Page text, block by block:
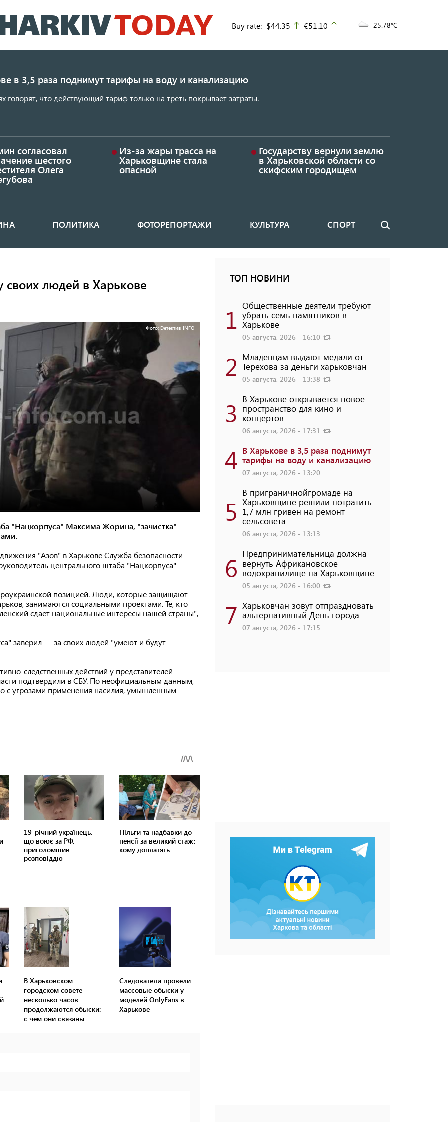
к
основному
Buy rate: $44.35 up
€51.10 25.78°C
в 3,5 раза поднимут тарифы на воду и канализацию
говорят, что действующий тариф только на треть покрывает затраты.
согласовал
шестого
Олега
Из-за жары трасса на
Харьковщине стала
опасной
Государству вернули землю
в Харьковской области со
скифским городищем
ПОЛИТИКА ФОТОРЕПОРТАЖИ КУЛЬТУРА СПОРТ Поиск
своих людей в Харькове
Фото: Dетектив INFO
"Нацкорпуса" Максима Жорина, "зачистка"
"Азов" в Харькове Служба безопасности
центрального штаба "Нацкорпуса"
позицией. Люди, которые защищают
занимаются социальными проектами. Те, кто
сдает национальные интересы нашей страны",
заверил — за своих людей "умеют и будут
следственных действий у представителей
подтвердили в СБУ. По неофициальным данным,
с угрозами применения насилия, умышленным
В Харьковском
городском совете
несколько часов
продолжаются обыски:
с чем они связаны
Следователи провели
массовые обыски у
моделей OnlyFans в
Харькове
ТОП НОВИНИ
1 Общественные деятели требуют
убрать семь памятников в
Харькове
05 августа, 2026 - 16:10
2 Младенцам выдают медали от
Терехова за деньги харьковчан
05 августа, 2026 - 13:38
3 В Харькове открывается новое
пространство для кино и
концертов
06 августа, 2026 - 17:31
4 В Харькове в 3,5 раза поднимут
тарифы на воду и канализацию
07 августа, 2026 - 13:20
5
В приграничнойгромаде на
Харьковщине решили потратить
1,7 млн ​​гривен на ремонт
сельсовета
06 августа, 2026 - 13:13
6 Предпринимательница должна
вернуть Африкановское
водохранилище на Харьковщине
05 августа, 2026 - 16:00
7 Харьковчан зовут отпраздновать
альтернативный День города
07 августа, 2026 - 17:15